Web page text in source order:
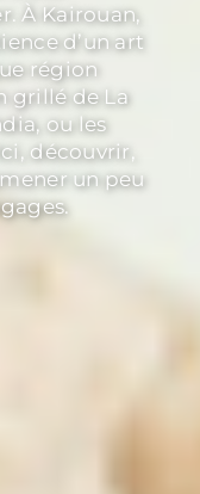
marqué la
classée
c’est
où le
Et à
minarets
traditions.